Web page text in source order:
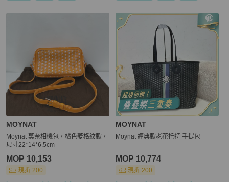
MOYNAT
Moynat 莫奈相機包，橘色菱格紋款，
尺寸22*14*6.5cm
MOP 10,153
現折 200
MOYNAT
Moynat 經典款老花托特 手提包
MOP 10,774
現折 200